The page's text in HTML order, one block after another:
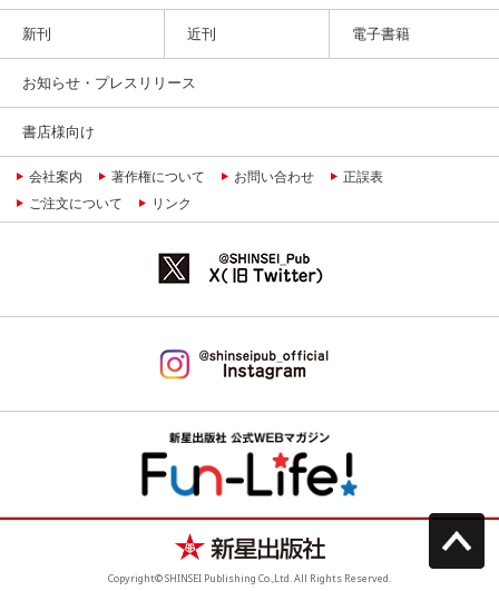
新刊 近刊 電子書籍
お知らせ・プレスリリース
書店様向け
会社案内 著作権について お問い合わせ
正誤表
ご注文について
リンク
Copyright© SHINSEI Publishing Co.,Ltd. All Rights Reserved.